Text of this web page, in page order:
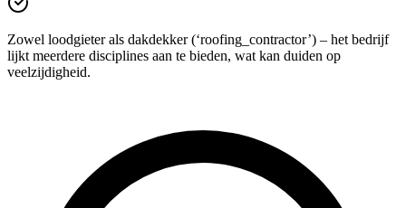
Zowel loodgieter als dakdekker (‘roofing_contractor’) – het bedrijf
lijkt meerdere disciplines aan te bieden, wat kan duiden op
veelzijdigheid.